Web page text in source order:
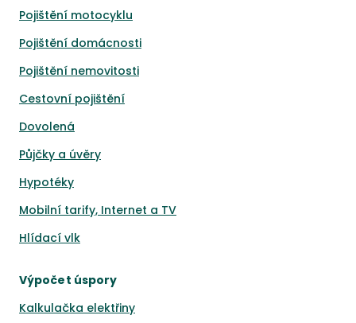
Pojištění motocyklu
Pojištění domácnosti
Pojištění nemovitosti
Cestovní pojištění
Dovolená
Půjčky a úvěry
Hypotéky
Mobilní tarify, Internet a TV
Hlídací vlk
Výpočet úspory
Kalkulačka elektřiny